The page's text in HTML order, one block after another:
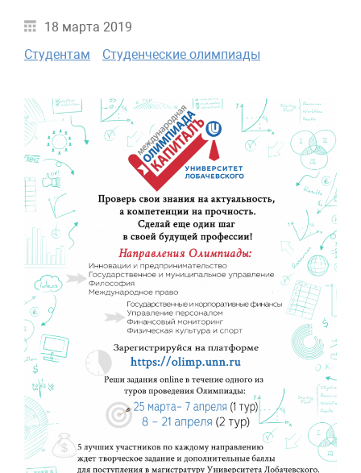
18 марта 2019
Студентам
Студенческие олимпиады